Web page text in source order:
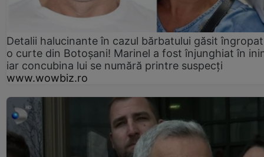
Detalii halucinante în cazul bărbatului găsit
o curte din Botoșani! Marinel a fost înjunghiat în
iar concubina lui se numără printre suspecți
www.wowbiz.ro